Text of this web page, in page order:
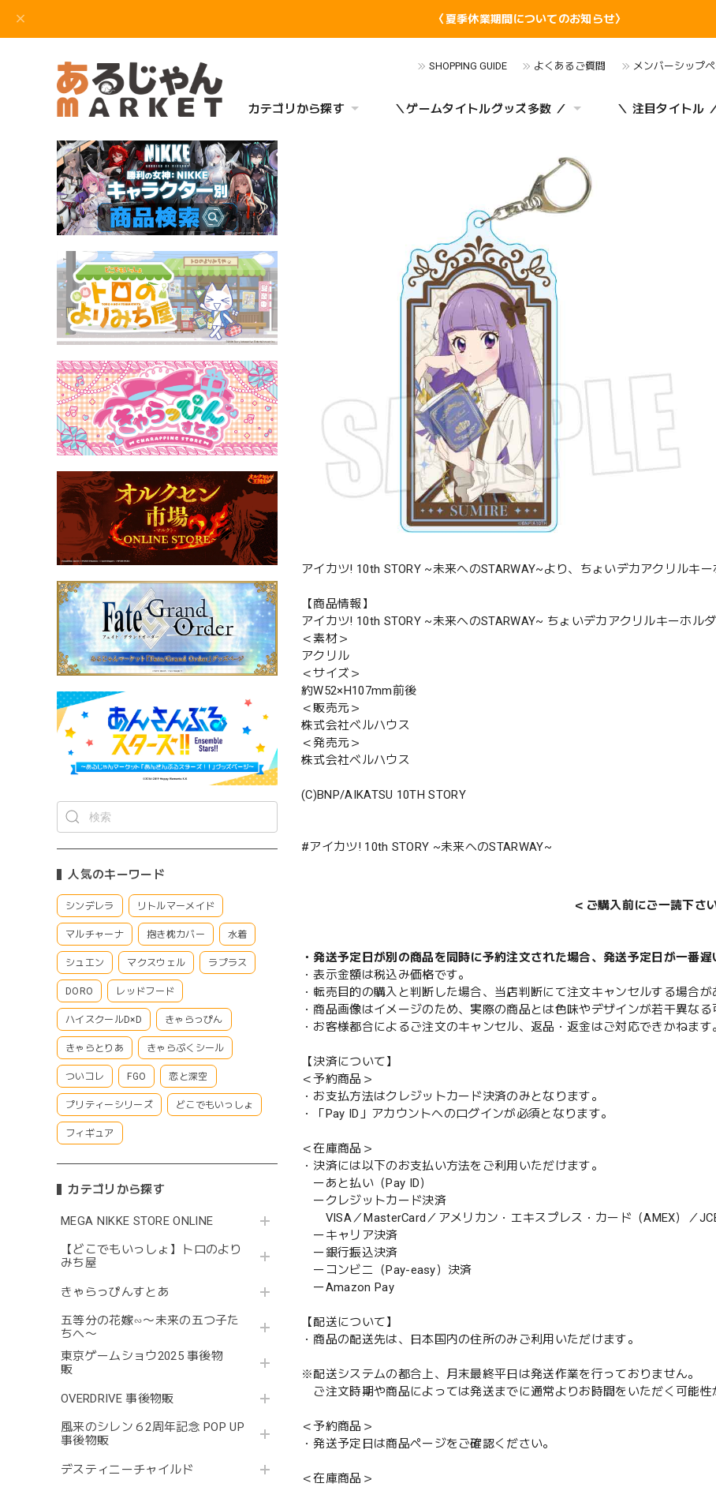
〈夏季休業期間についてのお知らせ〉
SHOPPING GUIDE よくあるご質問 メンバーシップ
カテゴリから探す ＼ゲームタイトルグッズ多数 ／ ＼ 注目タイトル
人気のキーワード
シンデレラ リトルマーメイド
マルチャーナ 抱き枕カバー 水着
シュエン マクスウェル ラプラス
DORO レッドフード
ハイスクールD×D きゃらっぴん
きゃらとりあ きゃらぷくシール
ついコレ FGO 恋と深空
プリティーシリーズ どこでもいっしょ
フィギュア
カテゴリから探す
MEGA NIKKE STORE ONLINE
【どこでもいっしょ】トロのより
みち屋
きゃらっぴんすとあ
五等分の花嫁∽〜未来の五つ子た
ちへ〜
東京ゲームショウ2025 事後物
販
OVERDRIVE 事後物販
風来のシレン６2周年記念 POP UP
事後物販
デスティニーチャイルド
アイカツ! 10th STORY ~未来へのSTARWAY~より、ちょいデカアクリルキ
【商品情報】
アイカツ! 10th STORY ~未来へのSTARWAY~ ちょいデカアクリルキーホル
＜素材＞
アクリル
＜サイズ＞
約W52×H107mm前後
＜販売元＞
株式会社ベルハウス
＜発売元＞
株式会社ベルハウス
(C)BNP/AIKATSU 10TH STORY
#アイカツ! 10th STORY ~未来へのSTARWAY~
＜ご購入前にご一読下さ
・発送予定日が別の商品を同時に予約注文された場合、発送予定日が一番
・表示金額は税込み価格です。
・転売目的の購入と判断した場合、当店判断にて注文キャンセルする場合が
・商品画像はイメージのため、実際の商品とは色味やデザインが若干異なる
・お客様都合によるご注文のキャンセル、返品・返金はご対応できかねます
【決済について】
＜予約商品＞
・お支払方法はクレジットカード決済のみとなります。
・「Pay ID」アカウントへのログインが必須となります。
＜在庫商品＞
・決済には以下のお支払い方法をご利用いただけます。
ーあと払い（Pay ID）
ークレジットカード決済
VISA／MasterCard／アメリカン・エキスプレス・カード（AMEX）／
ーキャリア決済
ー銀行振込決済
ーコンビニ（Pay-easy）決済
ーAmazon Pay
【配送について】
・商品の配送先は、日本国内の住所のみご利用いただけます。
※配送システムの都合上、月末最終平日は発送作業を行っておりません。
ご注文時期や商品によっては発送までに通常よりお時間をいただく可能性
＜予約商品＞
・発送予定日は商品ページをご確認ください。
＜在庫商品＞